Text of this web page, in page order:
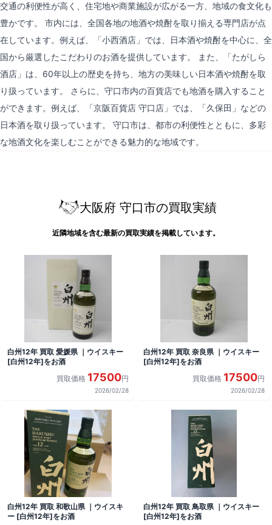
交通の利便性が高く、住宅地や商業施設が広がる一方、地域の食文化も
豊かです。 市内には、全国各地の地酒や焼酎を取り揃える専門店が点
在しています。例えば、「小西酒店」では、日本酒や焼酎を中心に、全
国から厳選したこだわりのお酒を提供しています。 また、「たがしら
酒店」は、60年以上の歴史を持ち、地方の美味しい日本酒や焼酎を取
り扱っています。 さらに、守口市内の百貨店でも地酒を購入すること
ができます。例えば、「京阪百貨店 守口店」では、「久保田」などの
日本酒を取り扱っています。 守口市は、都市の利便性とともに、多彩
な地酒文化を楽しむことができる魅力的な地域です。
大阪府 守口市の買取実績
近隣地域を含む最新の買取実績を掲載しています。
白州12年 買取 愛媛県 ｜ウイスキー
[白州12年]をお酒
買取価格 17500円
2026/02/28
白州12年 買取 奈良県 ｜ウイスキー
[白州12年]をお酒
買取価格 17500円
2026/02/28
白州12年 買取 和歌山県 ｜ウイスキ
ー [白州12年]をお酒
白州12年 買取 鳥取県 ｜ウイスキー
[白州12年]をお酒